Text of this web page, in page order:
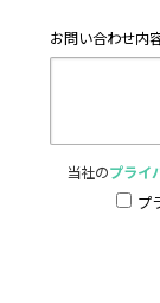
お問い合わせ内
当社のプライ
プ